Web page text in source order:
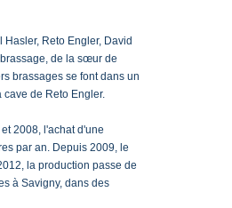
Reto Engler, David
de la sœur de
brassages se font dans un
de Reto Engler.
2008, l'achat d'une
par an. Depuis 2009, le
la production passe de
à Savigny, dans des